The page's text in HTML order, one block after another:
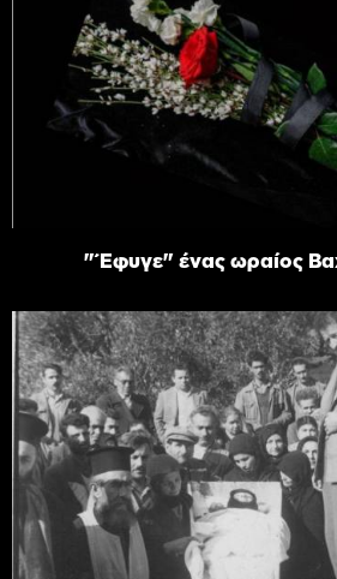
"Έφυγε" ένας ωραίος